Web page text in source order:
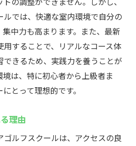
心の練習環境
利便性
に最適な練習場
帯でも利用可能
ルに合わせた練習
境の重要性
テム導入厚木市鳶尾のCaddyで
しむ
ルでは、快適な室内環境で自分の
中力も高まります。また、最新
用することで、リアルなコース体
きるため、実践力を養うことが
は、特に初心者から上級者ま
とって理想的です。
理由
ゴルフスクールは、アクセスの良